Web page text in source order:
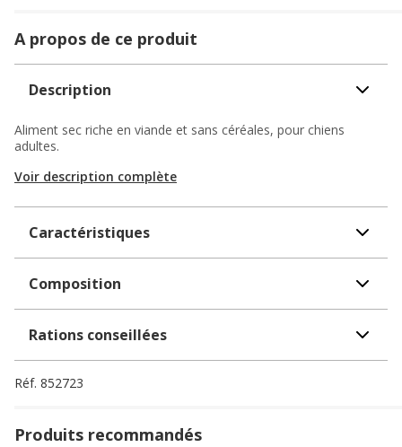
A propos de ce produit
Description
Aliment sec riche en viande et sans céréales, pour chiens
adultes.
Voir description complète
Caractéristiques
Composition
Rations conseillées
Réf. 852723
Produits recommandés